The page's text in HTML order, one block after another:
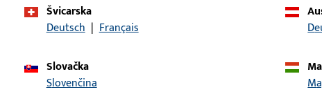
Švicarska
Deutsch | Français
Slovačka
Slovenčina